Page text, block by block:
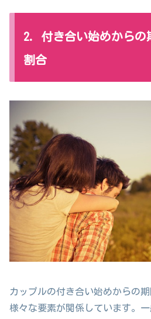
2. 付き合い始めからの
割合
カップルの付き合い始めからの
様々な要素が関係しています。